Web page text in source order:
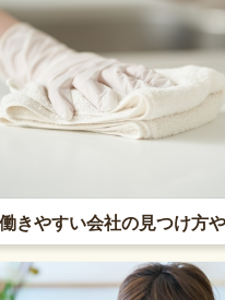
きやすい会社の見つけ方